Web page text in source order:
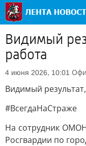
Видимый
работа
4 июня 2026, 10:01
Видимый
#ВсегдаНаСтраже
На сотрудник
Росгвардии по